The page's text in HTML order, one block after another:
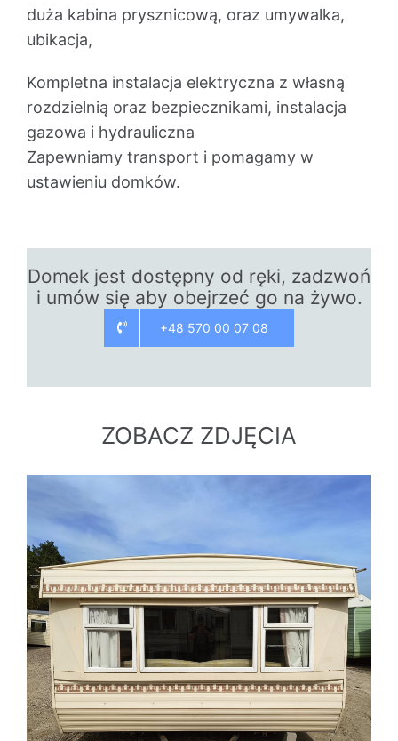
duża kabina prysznicową, oraz umywalka,
ubikacja,
Kompletna instalacja elektryczna z własną
rozdzielnią oraz bezpiecznikami, instalacja
gazowa i hydrauliczna
Zapewniamy transport i pomagamy w
ustawieniu domków.
Domek jest dostępny od ręki, zadzwoń
i umów się aby obejrzeć go na żywo.
+48 570 00 07 08
ZOBACZ ZDJĘCIA